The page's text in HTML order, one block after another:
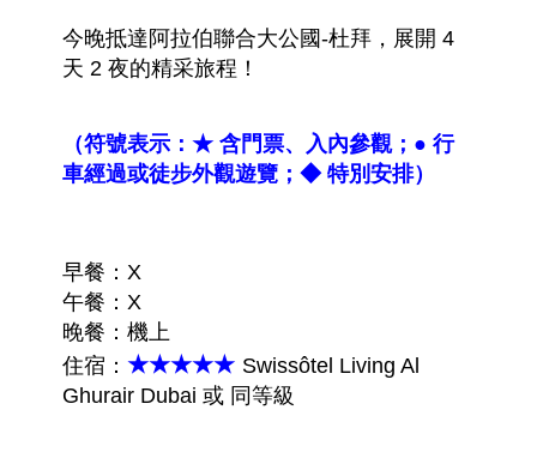
今晚抵達阿拉伯聯合大公國-杜拜，展開 4
天 2 夜的精采旅程！
（符號表示：★ 含門票、入內參觀；● 行
車經過或徒步外觀遊覽；◆ 特別安排）
早餐：X
午餐：X
晚餐：機上
住宿：★★★★★ Swissôtel Living Al
Ghurair Dubai或 同等級